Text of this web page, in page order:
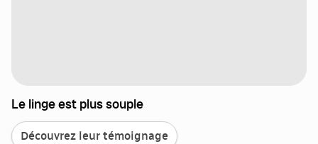
Le linge est plus souple
Découvrez leur témoignage